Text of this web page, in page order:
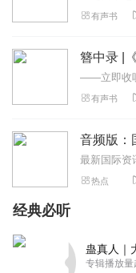
有声书
簪中录 |
有声书
热点
经典必听
专辑播放